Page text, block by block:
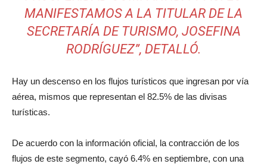
MANIFESTAMOS A LA TITULAR DE LA
SECRETARÍA DE TURISMO, JOSEFINA
RODRÍGUEZ”, DETALLÓ.
Hay un descenso en los flujos turísticos que ingresan por vía
aérea, mismos que representan el 82.5% de las divisas
turísticas.
De acuerdo con la información oficial, la contracción de los
flujos de este segmento, cayó 6.4% en septiembre, con una